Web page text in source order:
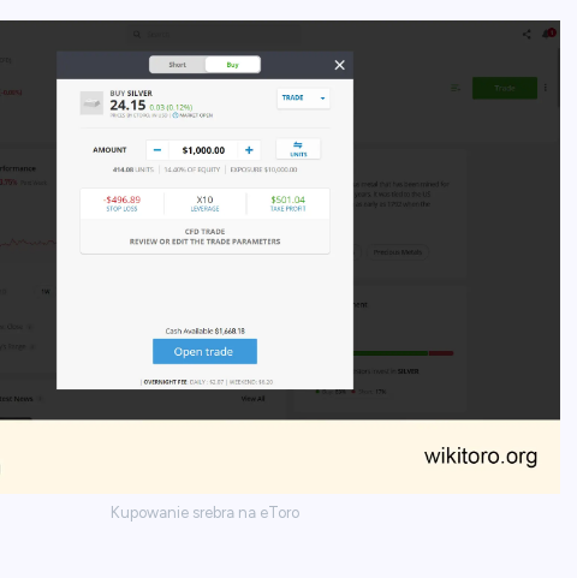
Kupowanie srebra na eToro